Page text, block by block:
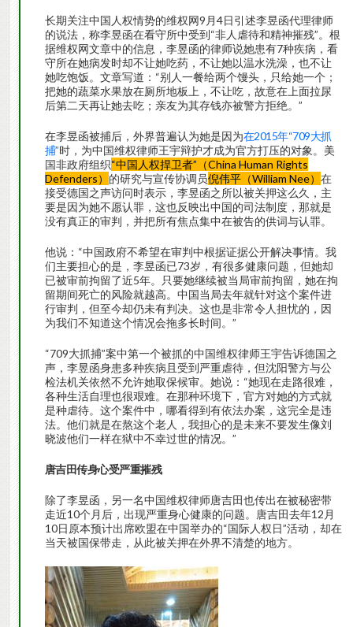
长期关注中国人权情势的维权网9月4日引述李昱函代理律师
的说法，称李昱函在看守所中受到“非人虐待和精神摧残”。根
据维权网文章中的信息，李昱函的律师说她患有7种疾病，看
守所在她病发时却不让她吃药，不让她以温水洗澡，也不让
她吃饱饭。文章写道：“别人一餐给两个馒头，只给她一个；
把她的蔬菜水果放在厕所地板上，不让吃，故意在上面拉尿
后第二天再让她去吃；亲友为其存钱亦被警方拒绝。”
在李昱函被捕后，外界普遍认为她是因为在2015年“709大抓
捕”时，为中国维权律师王宇辩护才成为官方打压的对象。美
国非政府组织“中国人权捍卫者”（China Human Rights
Defenders） 的研究与宣传协调员倪伟平（William Nee） 在
接受德国之声访问时表示，李昱函之所以被关押这么久，主
要是因为她不愿认罪，这也反映出中国的司法制度，那就是
没有真正的审判，并把所有焦点集中在被告的供词与认罪。
他说：“中国政府不希望在审判中根据证据公开解决事情。我
们主要担心的是，李昱函已73岁，有很多健康问题，但她却
已被审前拘留了近5年。只要她继续被当局审前拘留，她在拘
留期间死亡的风险就越高。中国当局去年就针对这个案件进
行审判，但至今却仍未有判决。这也是非常令人担忧的，因
为我们不知道这个情况会拖多长时间。”
“709大抓捕”案中第一个被抓的中国维权律师王宇告诉德国之
声，李昱函身患多种疾病且受到严重虐待，但沈阳警方与公
检法机关依然不允许她取保候审。她说：“她现在走路很难，
各种生活自理也很艰难。在那种环境下，官方对她的方式就
是种虐待。这个案件中，哪看得到有依法办案，这完全是违
法。他们就是在熬这个老人，我担心的是未来不要发生像刘
晓波他们一样在狱中不幸过世的情况。”
唐吉田传身心受严重摧残
除了李昱函，另一名中国维权律师唐吉田也传出在被秘密带
走近10个月后，出现严重身心健康的问题。唐吉田去年12月
10日原本预计出席欧盟在中国举办的“国际人权日”活动，却在
当天被国保带走，从此被关押在外界不清楚的地方。